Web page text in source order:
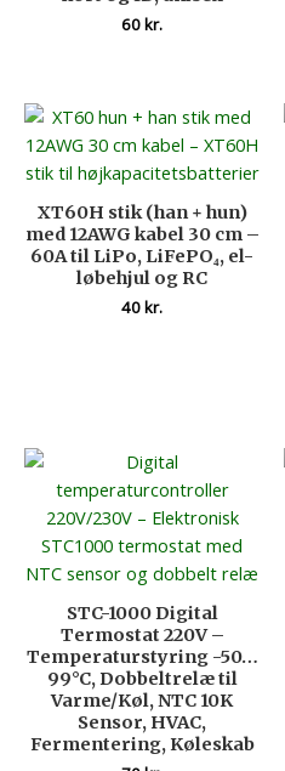
60kr.
XT60H stik (han + hun)
med 12AWG kabel 30 cm –
60A til LiPo, LiFePO₄, el-
løbehjul og RC
40kr.
STC-1000 Digital
Termostat 220V –
Temperaturstyring -50…
99°C, Dobbeltrelæ til
Varme/Køl, NTC 10K
Sensor, HVAC,
Fermentering, Køleskab